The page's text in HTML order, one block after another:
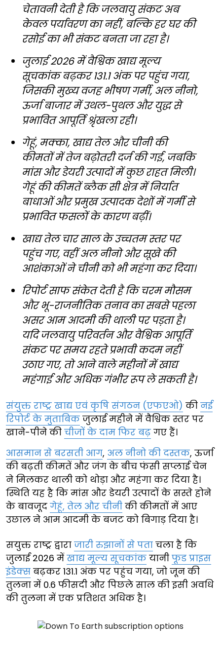
चेतावनी देती है कि जलवायु संकट अब
केवल पर्यावरण का नहीं, बल्कि हर घर की
रसोई का भी संकट बनता जा रहा है।
जुलाई 2026 में वैश्विक खाद्य मूल्य
सूचकांक बढ़कर 131.1 अंक पर पहुंच गया,
जिसकी मुख्य वजह भीषण गर्मी, अल नीनो,
ऊर्जा बाजार में उथल-पुथल और युद्ध से
प्रभावित आपूर्ति श्रृंखला रही।
गेहूं, मक्का, खाद्य तेल और चीनी की
कीमतों में तेज बढ़ोतरी दर्ज की गई, जबकि
मांस और डेयरी उत्पादों में कुछ राहत मिली।
गेहूं की कीमतें ब्लैक सी क्षेत्र में निर्यात
बाधाओं और प्रमुख उत्पादक देशों में गर्मी से
प्रभावित फसलों के कारण बढ़ीं।
खाद्य तेल चार साल के उच्चतम स्तर पर
पहुंच गए, वहीं अल नीनो और सूखे की
आशंकाओं ने चीनी को भी महंगा कर दिया।
रिपोर्ट साफ संकेत देती है कि चरम मौसम
और भू-राजनीतिक तनाव का सबसे पहला
असर आम आदमी की थाली पर पड़ता है।
यदि जलवायु परिवर्तन और वैश्विक आपूर्ति
संकट पर समय रहते प्रभावी कदम नहीं
उठाए गए, तो आने वाले महीनों में खाद्य
महंगाई और अधिक गंभीर रूप ले सकती है।
संयुक्त राष्ट्र खाद्य एवं कृषि संगठन (एफएओ) की नई
रिपोर्ट के मुताबिक जुलाई महीने में वैश्विक स्तर पर
खाने-पीने की चीजों के दाम फिर बढ़ गए हैं।
आसमान से बरसती आग, अल नीनो की दस्तक, ऊर्जा
की बढ़ती कीमतें और जंग के बीच फंसी सप्लाई चेन
ने मिलकर थाली को थोड़ा और महंगा कर दिया है।
स्थिति यह है कि मांस और डेयरी उत्पादों के सस्ते होने
के बावजूद गेहूं, तेल और चीनी की कीमतों में आए
उछाल ने आम आदमी के बजट को बिगाड़ दिया है।
सयुक्त राष्ट्र द्वारा जारी रुझानों से पता चला है कि
जुलाई 2026 में खाद्य मूल्य सूचकांक यानी फूड प्राइस
इंडेक्स बढ़कर 131.1 अंक पर पहुंच गया, जो जून की
तुलना में 0.6 फीसदी और पिछले साल की इसी अवधि
की तुलना में एक प्रतिशत अधिक है।